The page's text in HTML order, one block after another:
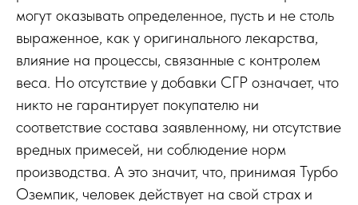
могут оказывать определенное, пусть и не столь
выраженное, как у оригинального лекарства,
влияние на процессы, связанные с контролем
веса. Но отсутствие у добавки СГР означает, что
никто не гарантирует покупателю ни
соответствие состава заявленному, ни отсутствие
вредных примесей, ни соблюдение норм
производства. А это значит, что, принимая Турбо
Оземпик, человек действует на свой страх и